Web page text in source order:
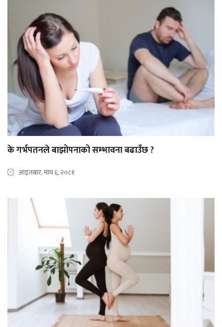
के गर्भपतनले बाझोपनाको सम्भावना बढाउँछ ?
आइतबार, माघ ६, २०८१